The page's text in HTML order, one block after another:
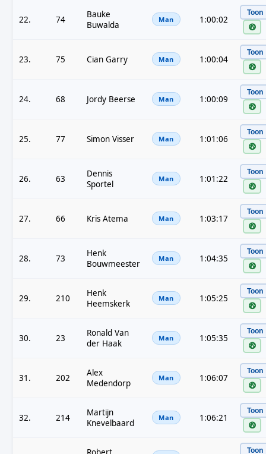
22. 74
Bauke
Buwalda
Man 1:00:02
Toon
23. 75 Cian Garry Man 1:00:04
Toon
24. 68 Jordy Beerse Man 1:00:09
Toon
25. 77 Simon Visser Man 1:01:06
Toon
26. 63
Dennis
Sportel
Man 1:01:22
Toon
27. 66 Kris Atema Man 1:03:17
Toon
28. 73
Henk
Bouwmeester
Man 1:04:35
Toon
29. 210
Henk
Heemskerk
Man 1:05:25
Toon
30. 23
Ronald Van
der Haak
Man 1:05:35
Toon
31. 202
Alex
Medendorp
Man 1:06:07
Toon
32. 214
Martijn
Knevelbaard
Man 1:06:21
Toon
Toon